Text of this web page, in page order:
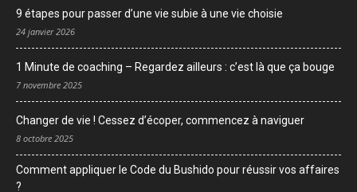
9 étapes pour passer d’une vie subie à une vie choisie
24 janvier 2026
1 Minute de coaching – Regardez ailleurs : c’est là que ça bouge
7 novembre 2025
Changer de vie ! Cessez d’écoper, commencez à naviguer
8 octobre 2025
Comment appliquer le Code du Bushido pour réussir vos affaires
?